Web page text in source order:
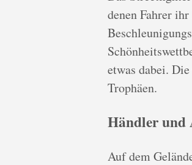
denen Fahrer
etwas dabei.
Trophäen.
Händler und
Auf dem